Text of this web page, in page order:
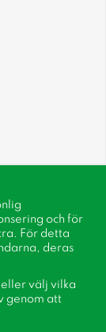
och för
För detta
deras
välj vilka
genom att